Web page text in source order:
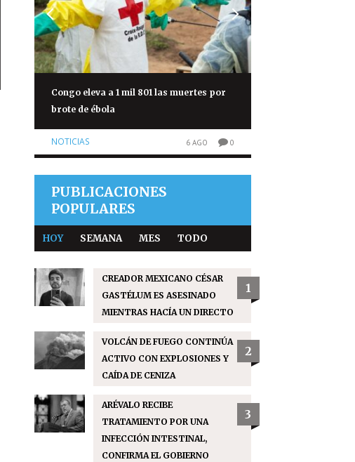
Congo eleva a 1 mil 801 las muertes por
brote de ébola
NOTICIAS 6 AGO 0
PUBLICACIONES
POPULARES
HOY SEMANA MES TODO
CREADOR MEXICANO CÉSAR
GASTÉLUM ES ASESINADO
MIENTRAS HACÍA UN DIRECTO
1
VOLCÁN DE FUEGO CONTINÚA
ACTIVO CON EXPLOSIONES Y
CAÍDA DE CENIZA
2
ARÉVALO RECIBE
TRATAMIENTO POR UNA
INFECCIÓN INTESTINAL,
CONFIRMA EL GOBIERNO
3